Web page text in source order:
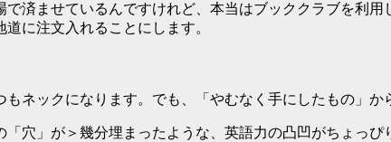
済ませているんですけれど、本当はブッククラブを利
に注文入れることにします。
ネックになります。でも、「やむなく手にしたもの」か
穴」が＞幾分埋まったような、英語力の凸凹がちょっぴ